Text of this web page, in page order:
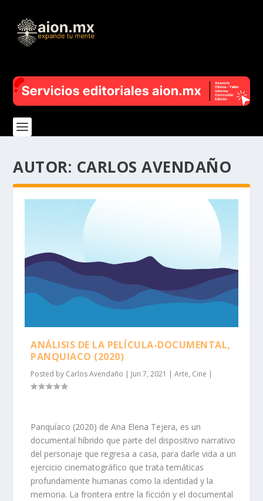
AUTOR: CARLOS AVENDAÑO
ANÁLISIS DE LA PELÍCULA-DOCUMENTAL,
PANQUIACO (2020)
Posted by Carlos Avendaño | Jun 7, 2021 |Arte, Cine |
Panquíaco (2020) de Ana Elena Tejera, es un
documental híbrido que parte del dispositivo narrativo
del personaje que regresa a casa, para darle vida a un
ejercicio cinematográfico que trata temáticas
profundamente humanas como la identidad y la
memoria. La frontera entre la ficción y el documental